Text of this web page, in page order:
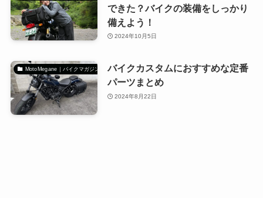
できた？バイクの装備をしっかり
備えよう！
2024年10月5日
MotoMegane｜バイクマガジン
バイクカスタムにおすすめな定番
パーツまとめ
2024年8月22日